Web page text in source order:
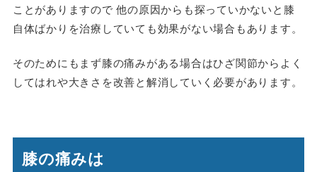
ことがありますので 他の原因からも探っていかないと膝
自体ばかりを治療していても効果がない場合もあります。
そのためにもまず膝の痛みがある場合はひざ関節からよく
してはれや大きさを改善と解消していく必要があります。
膝の痛みは